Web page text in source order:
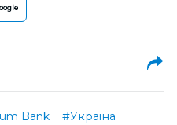
Bank
#Україна